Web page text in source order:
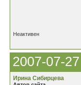
Неактивен
2007-07-
Ирина Сибирцева